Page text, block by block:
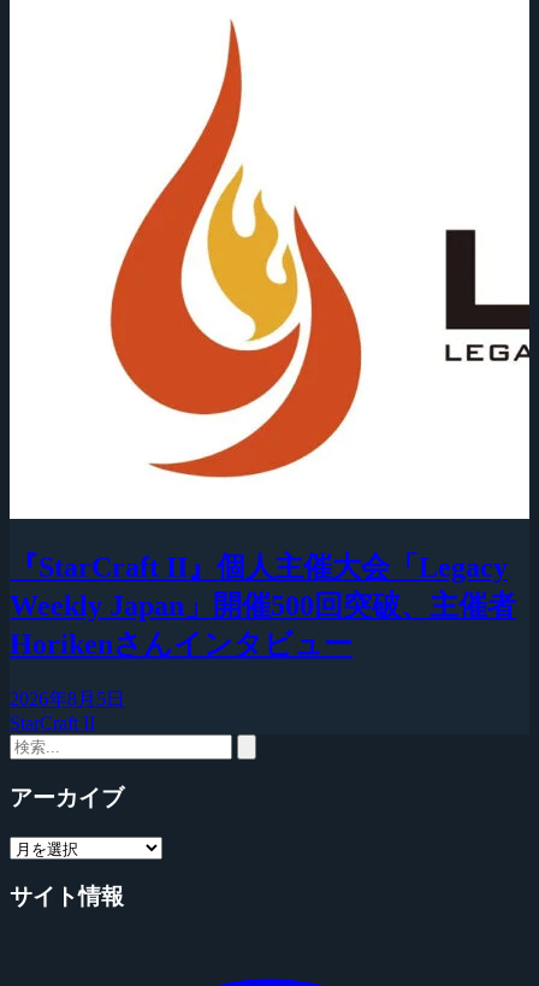
『StarCraft II』個人主催大会「Legacy
Weekly Japan」開催500回突破、主催者
Horikenさんインタビュー
2026年8月5日
StarCraft II
アーカイブ
サイト情報